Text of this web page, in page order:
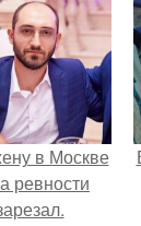
в Москве
ревности